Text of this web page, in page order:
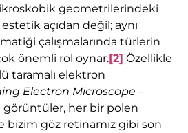
geometrilerindeki
açıdan değil; aynı
çalışmalarında türlerin
önemli rol oynar.[2] Özellikle
taramalı elektron
Electron Microscope –
görüntüler, her bir polen
bizim göz retinamız gibi son